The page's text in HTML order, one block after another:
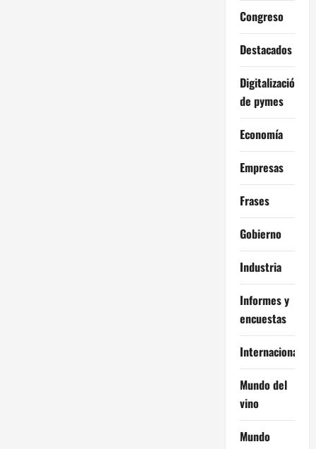
Congreso
Destacados
Digitalización
de pymes
Economía
Empresas
Frases
Gobierno
Industria
Informes y
encuestas
Internacional
Mundo del
vino
Mundo